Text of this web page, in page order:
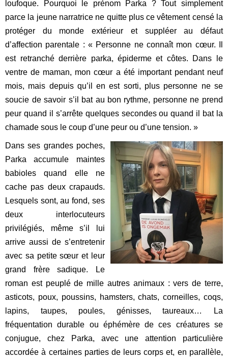
loufoque. Pourquoi le prénom Parka ? Tout simplement
parce la jeune narratrice ne quitte plus ce vêtement censé la
protéger du monde extérieur et suppléer au défaut
d’affection parentale : « Personne ne connaît mon cœur. Il
est retranché derrière parka, épiderme et côtes. Dans le
ventre de maman, mon cœur a été important pendant neuf
mois, mais depuis qu’il en est sorti, plus personne ne se
soucie de savoir s’il bat au bon rythme, personne ne prend
peur quand il s’arrête quelques secondes ou quand il bat la
chamade sous le coup d’une peur ou d’une tension. »
Dans ses grandes poches,
Parka accumule maintes
babioles quand elle ne
cache pas deux crapauds.
Lesquels sont, au fond, ses
deux interlocuteurs
privilégiés, même s’il lui
arrive aussi de s’entretenir
avec sa petite sœur et leur
grand frère sadique. Le
roman est peuplé de mille autres animaux : vers de terre,
asticots, poux, poussins, hamsters, chats, corneilles, coqs,
lapins, taupes, poules, génisses, taureaux… La
fréquentation durable ou éphémère de ces créatures se
conjugue, chez Parka, avec une attention particulière
accordée à certaines parties de leurs corps et, en parallèle,